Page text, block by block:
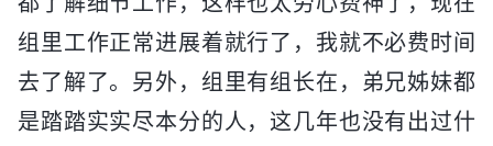
组里工作正常进展着就行了，我就不必费时间
去了解了。另外，组里有组长在，弟兄姊妹都
是踏踏实实尽本分的人，这几年也没有出过什